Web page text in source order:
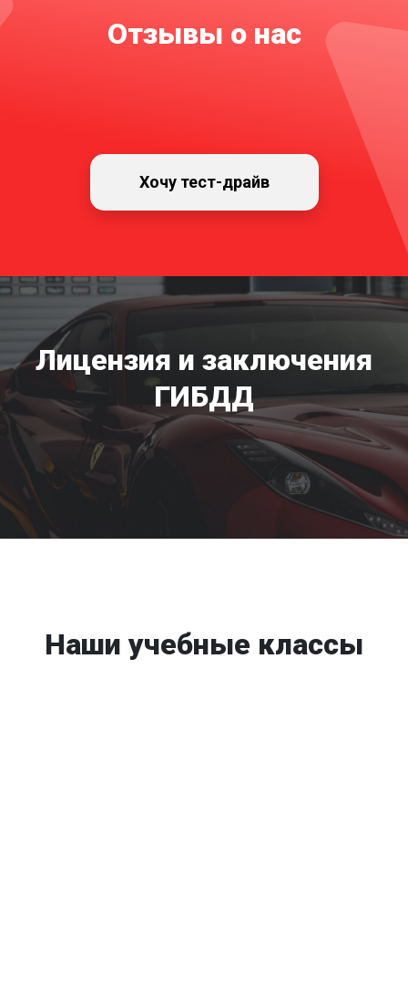
Отзывы о нас
Хочу тест-драйв
Лицензия и заключения
ГИБДД
Наши учебные классы